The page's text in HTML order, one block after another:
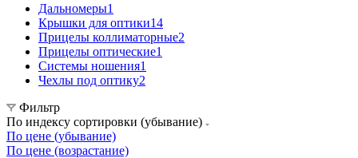
Дальномеры1
Крышки для оптики14
Прицелы коллиматорные2
Прицелы оптические1
Системы ношения1
Чехлы под оптику2
Фильтр
По индексу сортировки (убывание)
По цене (убывание)
По цене (возрастание)